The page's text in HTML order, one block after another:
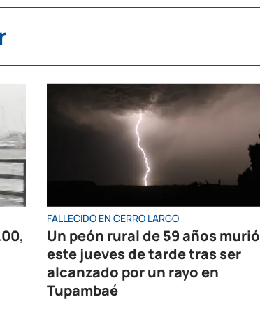
FALLECIDO EN CERRO LARGO
Un peón rural de 59 años murió
este jueves de tarde tras ser
alcanzado por un rayo en
Tupambaé